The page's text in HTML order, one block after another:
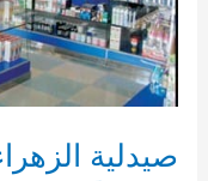
صيدلية